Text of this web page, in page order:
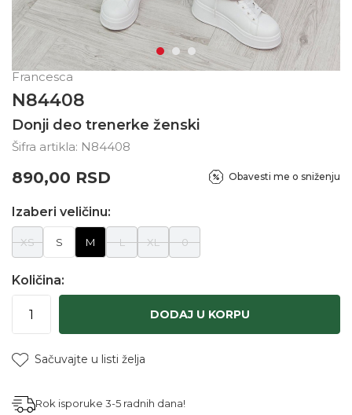
Francesca
N84408
Donji deo trenerke ženski
Šifra artikla: N84408
890,00 RSD Obavesti me o sniženju
Izaberi veličinu:
XS S M L XL 0
Količina:
DODAJ U KORPU
Sačuvajte u listi želja
Rok isporuke 3-5 radnih dana!